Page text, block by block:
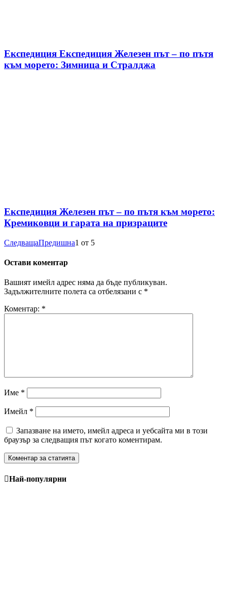
Експедиция Експедиция Железен път – по пътя
към морето: Зимница и Стралджа
Експедиция Железен път – по пътя към морето:
Кремиковци и гарата на призраците
СледващаПредишна1 от 5
Остави коментар
Вашият имейл адрес няма да бъде публикуван.
Задължителните полета са отбелязани с *
Коментар: *
Име *
Имейл *
Запазване на името, имейл адреса и уебсайта ми в този
браузър за следващия път когато коментирам.
Най-популярни